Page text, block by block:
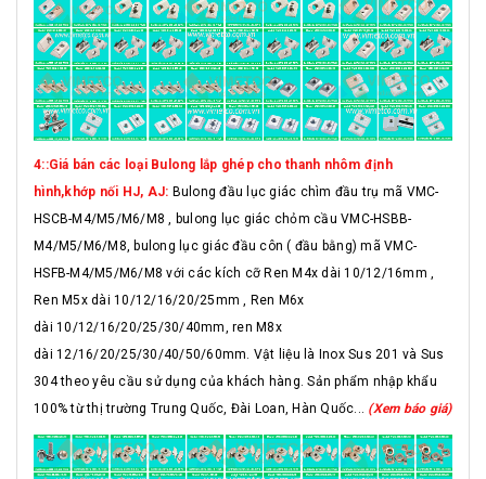
4::Giá bán các loại Bulong lắp ghép cho thanh nhôm định
hình,khớp nối HJ, AJ: Bulong đầu lục giác chìm đầu trụ mã VMC-
HSCB-M4/M5/M6/M8 , bulong lục giác chỏm cầu VMC-HSBB-
M4/M5/M6/M8, bulong lục giác đầu côn ( đầu bằng) mã VMC-
HSFB-M4/M5/M6/M8 với các kích cỡ Ren M4x dài 10/12/16mm ,
Ren M5x dài 10/12/16/20/25mm , Ren M6x
dài 10/12/16/20/25/30/40mm, ren M8x
dài 12/16/20/25/30/40/50/60mm. Vật liệu là Inox Sus 201 và Sus
304 theo yêu cầu sử dụng của khách hàng. Sản phẩm nhập khẩu
100% từ thị trường Trung Quốc, Đài Loan, Hàn Quốc... (Xem báo giá)